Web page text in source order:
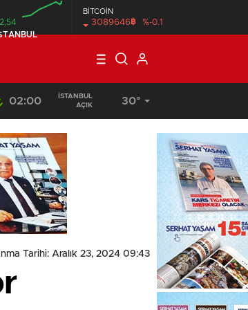
BİTCOİN
3089646฿
%-0.1
Ardahan Süt Sektöründe Gıda Güvenliği Kapasitesi
02:00
İSTANBUL
AÇIK
30°
Tarihi: Aralık 23, 2024 09:43